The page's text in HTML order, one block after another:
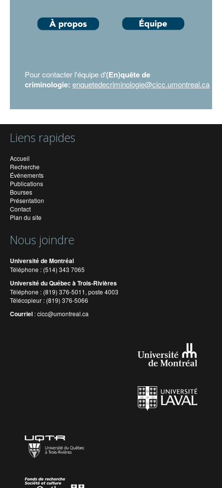
Pour contacter l'équipe d'(En)quête de
criminologie: enquetedecriminologie@cicc.umontreal.ca
Liens rapides
Accueil
Recherche
Événements
Publications
Bourses
Présentation
Contact
Plan du site
Nous joindre
Université de Montréal
Téléphone : (514) 343 7065
Université du Québec à Trois-Rivières
Téléphone : (819) 376-5011, poste 4003
Télécopieur : (819) 376-5066
Courriel :cicc@umontreal.ca